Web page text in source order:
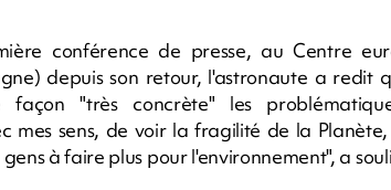
conférence de presse, au Centre
depuis son retour, l'astronaute a redit
façon "très concrète" les
mes sens, de voir la fragilité de la
à faire plus pour l'environnement", a